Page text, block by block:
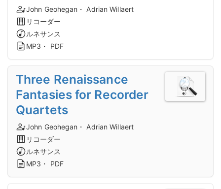
John Geohegan・ Adrian Willaert
リコーダー
ルネサンス
MP3・ PDF
Three Renaissance
Fantasies for Recorder
Quartets
John Geohegan・ Adrian Willaert
リコーダー
ルネサンス
MP3・ PDF